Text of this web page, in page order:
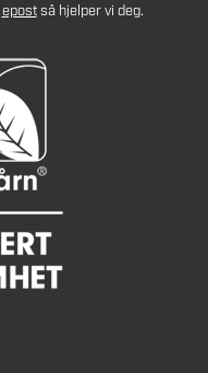
epostså hjelper vi deg.